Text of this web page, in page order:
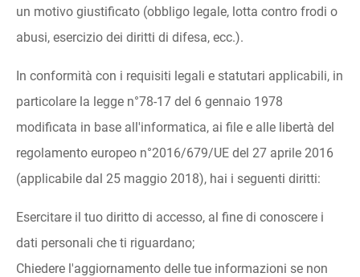
un motivo giustificato (obbligo legale, lotta contro frodi o
abusi, esercizio dei diritti di difesa, ecc.).
In conformità con i requisiti legali e statutari applicabili, in
particolare la legge n°78-17 del 6 gennaio 1978
modificata in base all'informatica, ai file e alle libertà del
regolamento europeo n°2016/679/UE del 27 aprile 2016
(applicabile dal 25 maggio 2018), hai i seguenti diritti:
Esercitare il tuo diritto di accesso, al fine di conoscere i
dati personali che ti riguardano;
Chiedere l'aggiornamento delle tue informazioni se non